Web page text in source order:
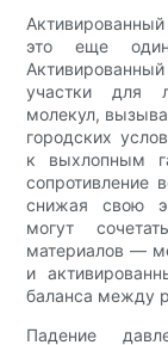
это еще один
участки для
молекул,
городских
к выхлопным
сопротивление
снижая свою
могут
материалов —
и
баланса между
Падение